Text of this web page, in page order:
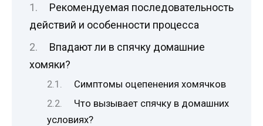
Рекомендуемая последовательность
действий и особенности процесса
Впадают ли в спячку домашние
хомяки?
Симптомы оцепенения хомячков
Что вызывает спячку в домашних
условиях?